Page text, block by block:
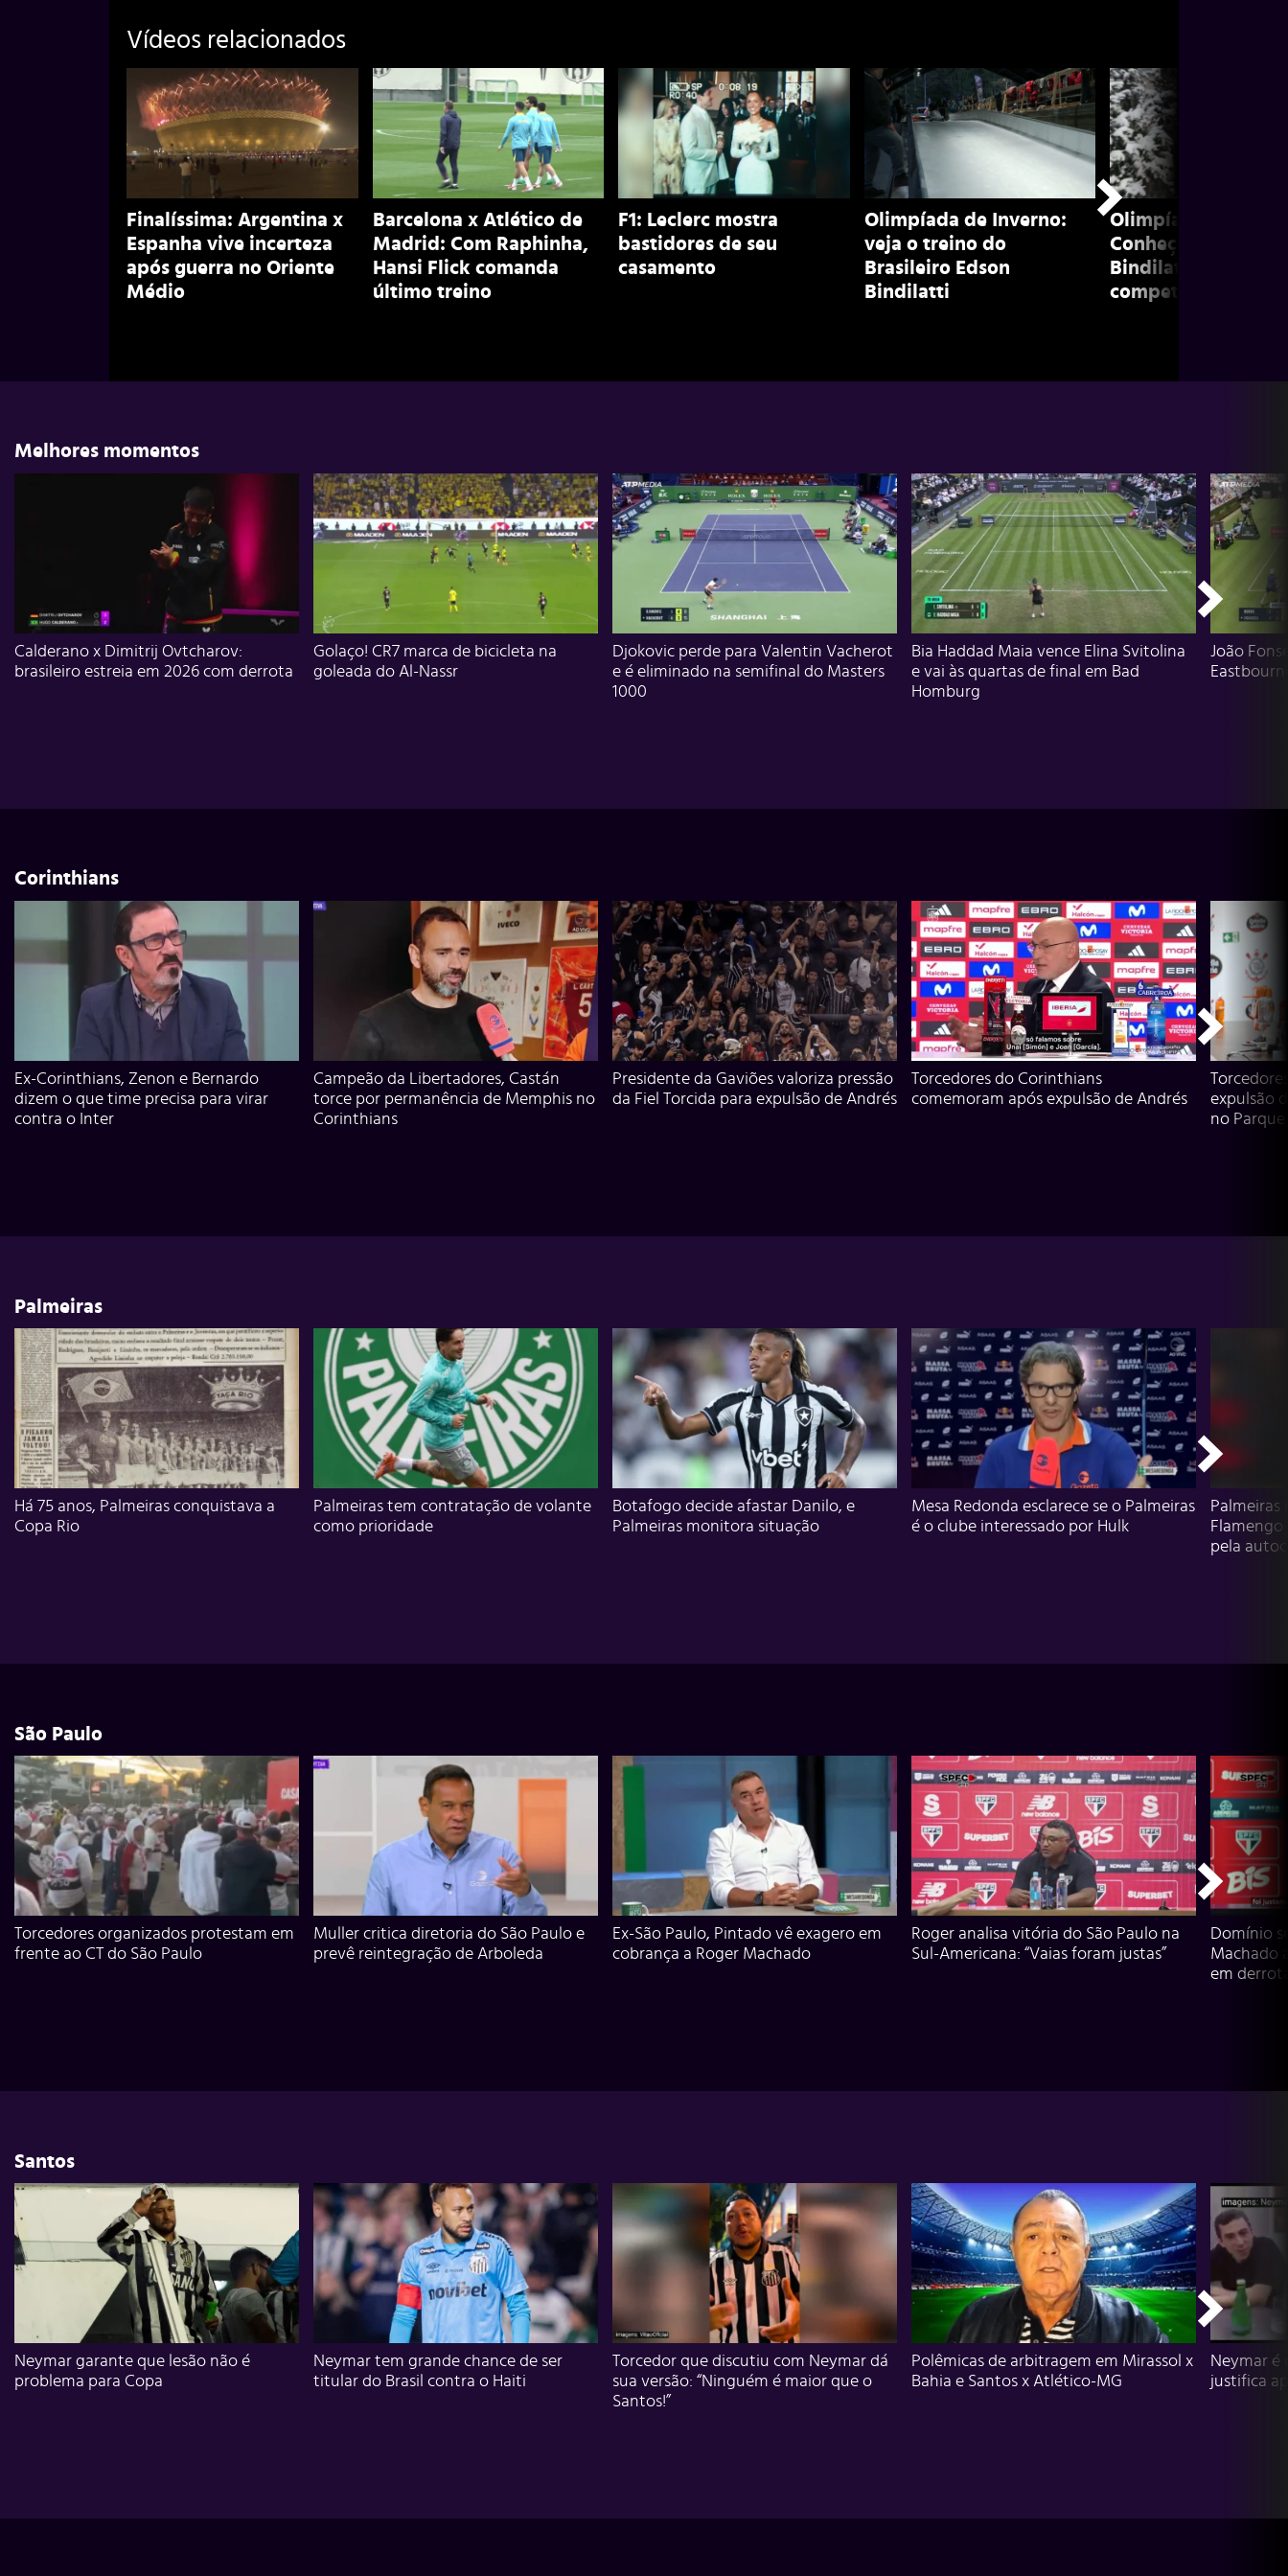
Vídeos relacionados
Finalíssima: Argentina x
Espanha vive incerteza
após guerra no Oriente
Médio
Barcelona x Atlético de
Madrid: Com Raphinha,
Hansi Flick comanda
último treino
F1: Leclerc mostra
bastidores de seu
casamento
Olimpíada de Inverno:
veja o treino do
Brasileiro Edson
Bindilatti
Olimpíada de
Conheça Edson
Bindilatti,
competidor de
Melhores momentos
Calderano x Dimitrij Ovtcharov:
brasileiro estreia em 2026 com derrota
Golaço! CR7 marca de bicicleta na
goleada do Al-Nassr
Djokovic perde para Valentin Vacherot
e é eliminado na semifinal do Masters
1000
Bia Haddad Maia vence Elina Svitolina
e vai às quartas de final em Bad
Homburg
João
Corinthians
Ex-Corinthians, Zenon e Bernardo
dizem o que time precisa para virar
contra o Inter
Campeão da Libertadores, Castán
torce por permanência de Memphis no
Corinthians
Presidente da Gaviões valoriza pressão
da Fiel Torcida para expulsão de Andrés
Torcedores do Corinthians
comemoram após expulsão de Andrés
expulsão
no Parque
Palmeiras
Há 75 anos, Palmeiras conquistava a
Copa Rio
Palmeiras tem contratação de volante
como prioridade
Botafogo decide afastar Danilo, e
Palmeiras monitora situação
Mesa Redonda esclarece se o Palmeiras
é o clube interessado por Hulk
Flamengo
pela
São Paulo
Torcedores organizados protestam em
frente ao CT do São Paulo
Muller critica diretoria do São Paulo e
prevê reintegração de Arboleda
Ex-São Paulo, Pintado vê exagero em
cobrança a Roger Machado
Roger analisa vitória do São Paulo na
Sul-Americana: “Vaias foram justas”
Domínio
Machado
em
Santos
Neymar garante que lesão não é
problema para Copa
Neymar tem grande chance de ser
titular do Brasil contra o Haiti
Torcedor que discutiu com Neymar dá
sua versão: “Ninguém é maior que o
Santos!”
Polêmicas de arbitragem em Mirassol x
Bahia e Santos x Atlético-MG
Neymar é
justifica